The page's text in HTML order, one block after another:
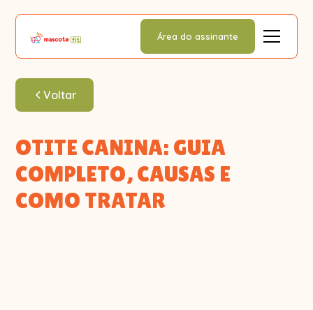
Área do assinante
Voltar
OTITE CANINA: GUIA
COMPLETO, CAUSAS E
COMO TRATAR